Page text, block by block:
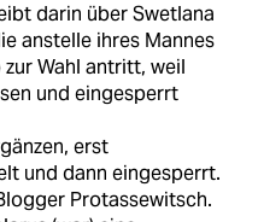
darin über Swetlana
anstelle ihres Mannes
Wahl antritt, weil
und eingesperrt
erst
und dann eingesperrt.
Protassewitsch.